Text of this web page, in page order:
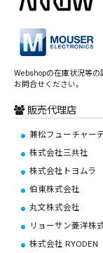
Webshopの在庫状況等
お問合せください。
販売代理店
兼松フューチャー
株式会社三共社
株式会社トヨムラ
伯東株式会社
丸文株式会社
リョーサン菱洋株
株式会社 RYODEN